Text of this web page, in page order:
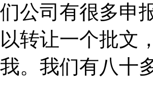
们公司有很多申
以转让一个批文
我。我们有八十